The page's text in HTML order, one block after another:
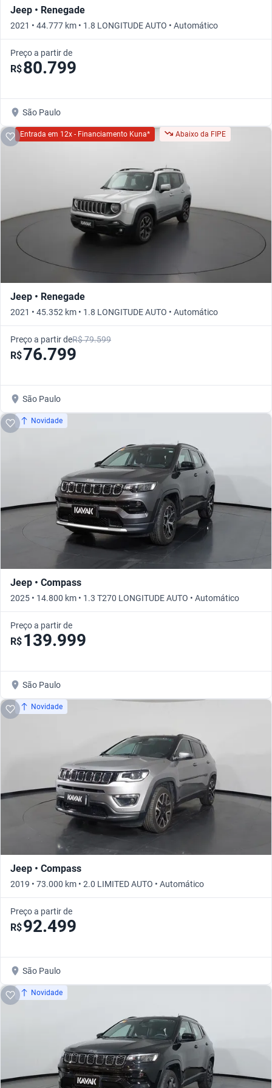
Jeep • Renegade
2021 • 44.777 km • 1.8 LONGITUDE AUTO • Automático
Preço a partir de
R$80.799
São Paulo
Entrada em 12x - Financiamento Kuna* Abaixo da FIPE
Jeep • Renegade
2021 • 45.352 km • 1.8 LONGITUDE AUTO • Automático
Preço a partir deR$ 79.599
R$76.799
São Paulo
Novidade
Jeep • Compass
2025 • 14.800 km • 1.3 T270 LONGITUDE AUTO • Automático
Preço a partir de
R$ 139.999
São Paulo
Novidade
Jeep • Compass
2019 • 73.000 km • 2.0 LIMITED AUTO • Automático
Preço a partir de
R$92.499
São Paulo
Novidade